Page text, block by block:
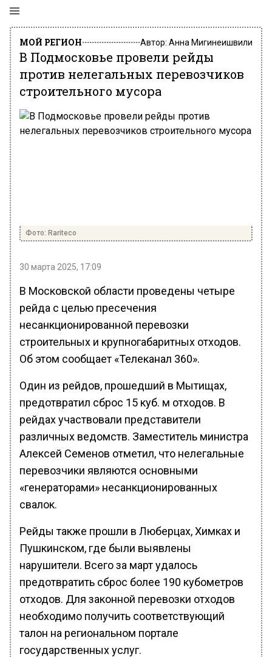
МОЙ РЕГИОН Автор: Анна Мигинеишвили
В Подмосковье провели рейды
против нелегальных перевозчиков
строительного мусора
Фото: Rariteco
30 марта 2025, 17:09
В Московской области проведены четыре
рейда с целью пресечения
несанкционированной перевозки
строительных и крупногабаритных отходов.
Об этом сообщает «Телеканал 360».
Один из рейдов, прошедший в Мытищах,
предотвратил сброс 15 куб. м отходов. В
рейдах участвовали представители
различных ведомств. Заместитель министра
Алексей Семенов отметил, что нелегальные
перевозчики являются основными
«генераторами» несанкционированных
свалок.
Рейды также прошли в Люберцах, Химках и
Пушкинском, где были выявлены
нарушители. Всего за март удалось
предотвратить сброс более 190 кубометров
отходов. Для законной перевозки отходов
необходимо получить соответствующий
талон на региональном портале
государственных услуг.